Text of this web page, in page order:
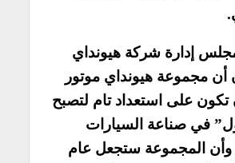
إدارة شركة هيونداي
أن مجموعة هيونداي موتور
تكون على استعداد تام لتصبح
في صناعة السيارات
وأن المجموعة ستجعل عام